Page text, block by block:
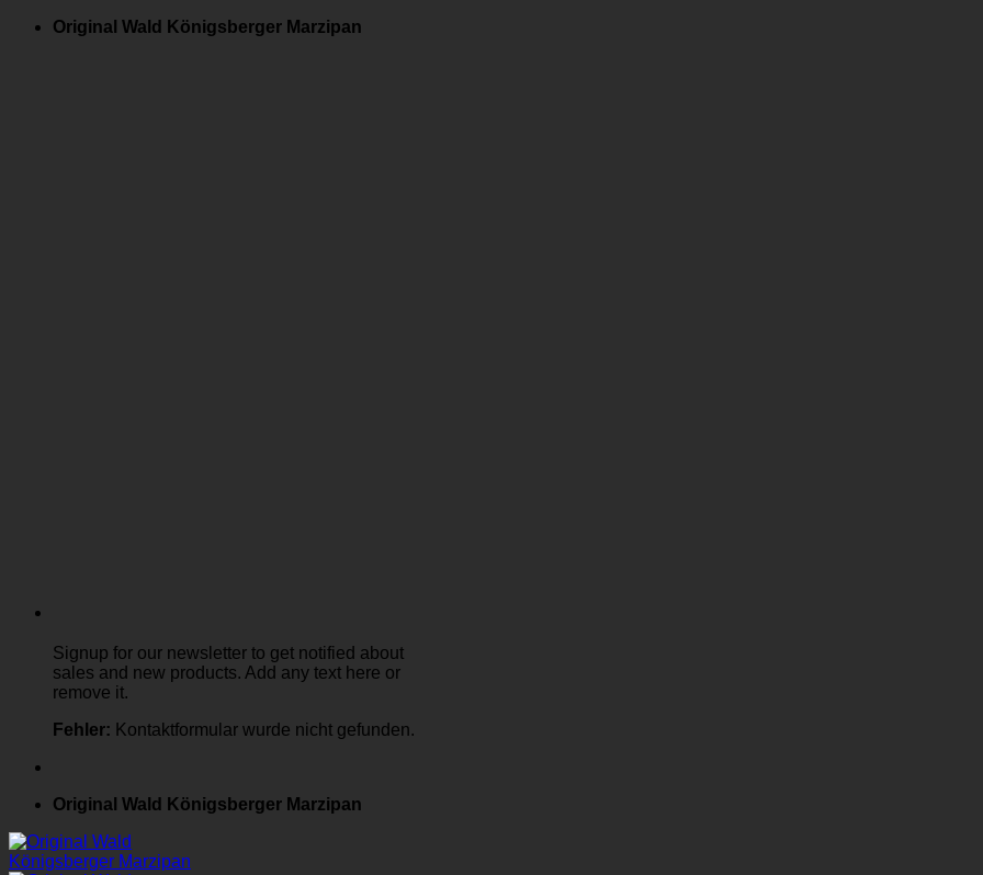
Zum
Original Wald Königsberger Marzipan
Signup for our newsletter to get notified about
sales and new products. Add any text here or
remove it.
Fehler: Kontaktformular wurde nicht gefunden.
Original Wald Königsberger Marzipan